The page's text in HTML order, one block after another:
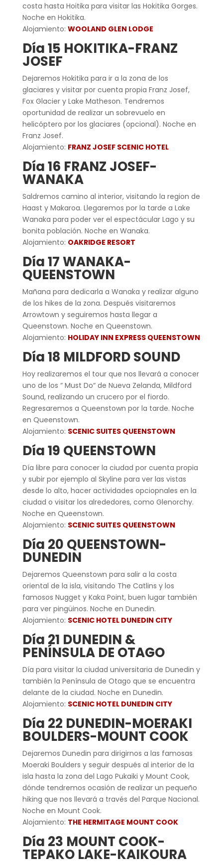
costa hasta Hoitika para visitar las Hokitika Gorges.
Noche en Hokitika.
Alojamiento: WOOLAND GLEN LODGE
Día 15 HOKITIKA-FRANZ
JOSEF
Dejaremos Hokitika para ir a la zona de los
glaciares y visitar por cuenta propia Franz Josef,
Fox Glacier y Lake Matheson. Tendremos
oportunidad de realizar un sobrevuelo en
helicóptero por los glaciares (opcional). Noche en
Franz Josef.
Alojamiento: FRANZ JOSEF SCENIC HOTEL
Día 16 FRANZ JOSEF-
WANAKA
Saldremos camino al interior, visitando la region de
Haast y Makaroa. Llegaremos por la tarde a Lake
Wanaka para poder ver el espectácular Lago y su
bonita población. Noche en Wanaka.
Alojamiento: OAKRIDGE RESORT
Día 17 WANAKA-
QUEENSTOWN
Mañana para dedicarla a Wanaka y realizar alguno
de los hikes de la zona. Después visitaremos
Arrowtown y seguiremos hasta llegar a
Queenstown. Noche en Queenstown.
Alojamiento: HOLIDAY INN EXPRESS QUEENSTOWN
Día 18 MILDFORD SOUND
Hoy realizaremos el tour que nos llevará a conocer
uno de los “ Must Do“ de Nueva Zelanda, Mildford
Sound, realizando un crucero por el fiordo.
Regresaremos a Queenstown por la tarde. Noche
en Queenstown.
Alojamiento: SCENIC SUITES QUEENSTOWN
Día 19 QUEENSTOWN
Día libre para conocer la ciudad por cuenta propia
y subir por ejemplo al Skyline para ver las vistas
desde lo alto, hacer actividades opciopnales en la
ciudad o visitar los alrededores, como Glenorchy.
Noche en Queenstown.
Alojamiento: SCENIC SUITES QUEENSTOWN
Día 20 QUEENSTOWN-
DUNEDIN
Dejaremos Queenstown para salir a la costa
oriental de la isla, visitando The Catlins y los
famosos Nugget y Kaka Point, buen lugar también
para ver pingüinos. Noche en Dunedin.
Alojamiento: SCENIC HOTEL DUNEDIN CITY
Día 21 DUNEDIN &
PENÍNSULA DE OTAGO
Día para visitar la ciudad universitaria de Dunedin y
también la Península de Otago que se encuentra
delante de la ciudad. Noche en Dunedin.
Alojamiento: SCENIC HOTEL DUNEDIN CITY
Día 22 DUNEDIN-MOERAKI
BOULDERS-MOUNT COOK
Dejaremos Dunedin para dirigirnos a las famosas
Moeraki Boulders y seguir después al interior de la
isla hasta la zona del Lago Pukaiki y Mount Cook,
dónde tendremos ocasión de realizar un pequeño
hiking que nos llevará a través del Parque Nacional.
Noche en Mount Cook.
Alojamiento: THE HERMITAGE MOUNT COOK
Día 23 MOUNT COOK-
TEPAKO LAKE-KAIKOURA